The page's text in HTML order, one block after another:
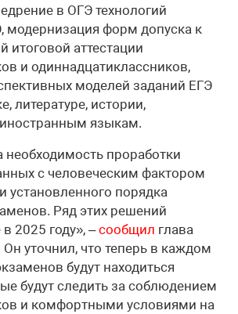
в ОГЭ технологий
модернизация форм допуска к
итоговой аттестации
и одиннадцатиклассников,
моделей заданий ЕГЭ
литературе, истории,
языкам.
проработки
с человеческим фактором
установленного порядка
Ряд этих решений
2025 году», –сообщил глава
уточнил, что теперь в каждом
будут находиться
будут следить за соблюдением
и комфортными условиями на